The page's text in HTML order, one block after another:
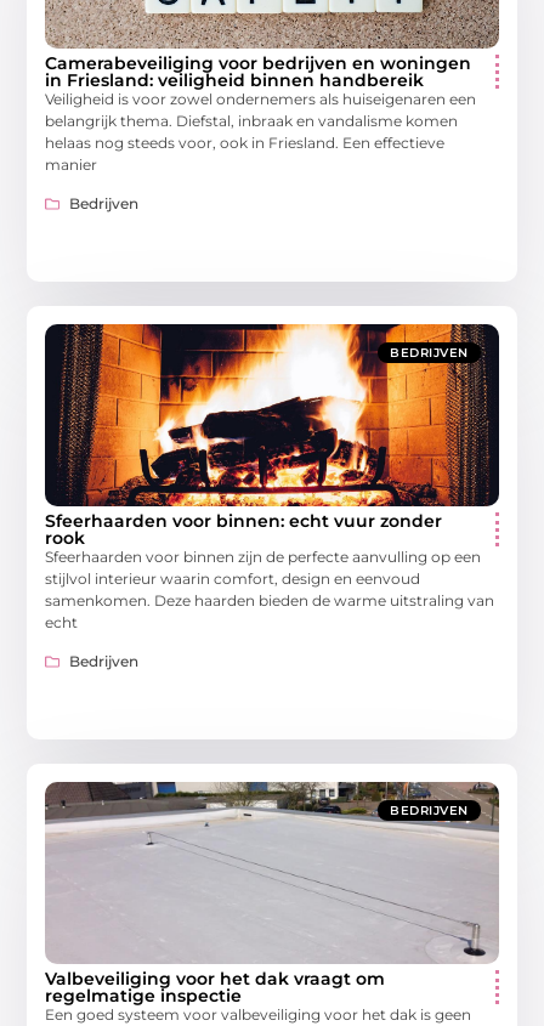
Camerabeveiliging voor bedrijven en woningen
in Friesland: veiligheid binnen handbereik
Veiligheid is voor zowel ondernemers als huiseigenaren een
belangrijk thema. Diefstal, inbraak en vandalisme komen
helaas nog steeds voor, ook in Friesland. Een effectieve
manier
Bedrijven
BEDRIJVEN
Sfeerhaarden voor binnen: echt vuur zonder
rook
Sfeerhaarden voor binnen zijn de perfecte aanvulling op een
stijlvol interieur waarin comfort, design en eenvoud
samenkomen. Deze haarden bieden de warme uitstraling van
echt
Bedrijven
BEDRIJVEN
Valbeveiliging voor het dak vraagt om
regelmatige inspectie
Een goed systeem voor valbeveiliging voor het dak is geen